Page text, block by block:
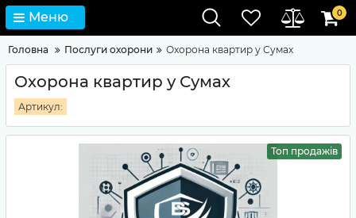
Меню 0
Головна Послуги охорони Охорона квартир у Сумах
Охорона квартир у Сумах
Артикул:
Топ продажів